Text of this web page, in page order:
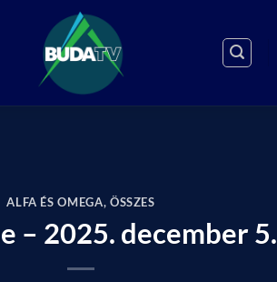
ALFA ÉS OMEGA, ÖSSZES
– 2025. december 5.